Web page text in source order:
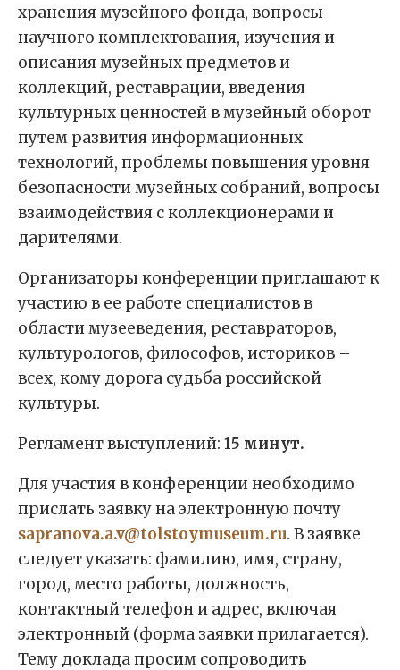
хранения музейного фонда, вопросы
научного комплектования, изучения и
описания музейных предметов и
коллекций, реставрации, введения
культурных ценностей в музейный оборот
путем развития информационных
технологий, проблемы повышения уровня
безопасности музейных собраний, вопросы
взаимодействия с коллекционерами и
дарителями.
Организаторы конференции приглашают к
участию в ее работе специалистов в
области музееведения, реставраторов,
культурологов, философов, историков –
всех, кому дорога судьба российской
культуры.
Регламент выступлений: 15 минут.
Для участия в конференции необходимо
прислать заявку на электронную почту
sapranova.a.v@tolstoymuseum.ru. В заявке
следует указать: фамилию, имя, страну,
город, место работы, должность,
контактный телефон и адрес, включая
электронный (форма заявки прилагается).
Тему доклада просим сопроводить